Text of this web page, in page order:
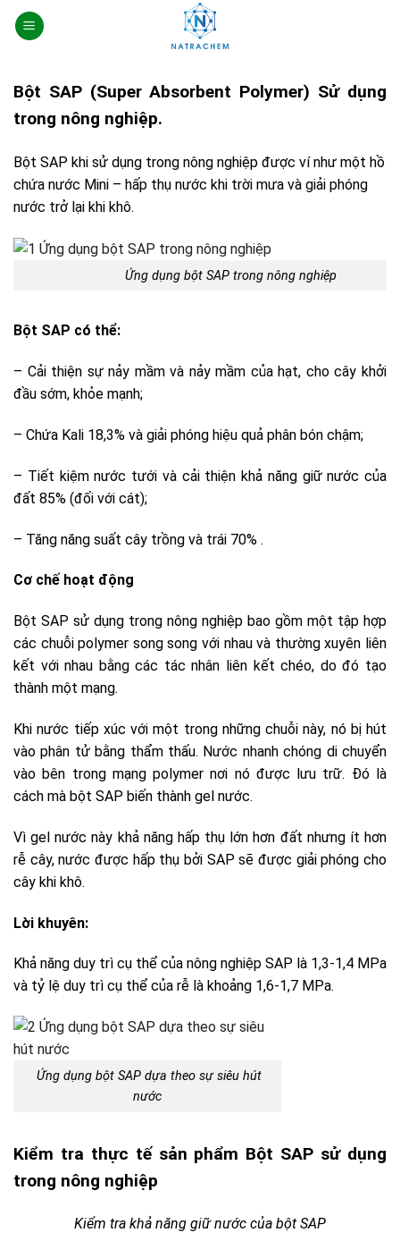
Skip
Bột SAP (Super Absorbent Polymer) Sử dụng
trong nông nghiệp.
Bột SAP khi sử dụng trong nông nghiệp được ví như một hồ
chứa nước Mini – hấp thụ nước khi trời mưa và giải phóng
nước trở lại khi khô.
Ứng dụng bột SAP trong nông nghiệp
Bột SAP có thể:
– Cải thiện sự nảy mầm và nảy mầm của hạt, cho cây khởi
đầu sớm, khỏe mạnh;
– Chứa Kali 18,3% và giải phóng hiệu quả phân bón chậm;
– Tiết kiệm nước tưới và cải thiện khả năng giữ nước của
đất 85% (đối với cát);
– Tăng năng suất cây trồng và trái 70% .
Cơ chế hoạt động
Bột SAP sử dụng trong nông nghiệp bao gồm một tập hợp
các chuỗi polymer song song với nhau và thường xuyên liên
kết với nhau bằng các tác nhân liên kết chéo, do đó tạo
thành một mạng.
Khi nước tiếp xúc với một trong những chuỗi này, nó bị hút
vào phân tử bằng thẩm thấu. Nước nhanh chóng di chuyển
vào bên trong mạng polymer nơi nó được lưu trữ. Đó là
cách mà bột SAP biến thành gel nước.
Vì gel nước này khả năng hấp thụ lớn hơn đất nhưng ít hơn
rễ cây, nước được hấp thụ bởi SAP sẽ được giải phóng cho
cây khi khô.
Lời khuyên:
Khả năng duy trì cụ thể của nông nghiệp SAP là 1,3-1,4 MPa
và tỷ lệ duy trì cụ thể của rễ là khoảng 1,6-1,7 MPa.
Ứng dụng bột SAP dựa theo sự siêu hút
nước
Kiểm tra thực tế sản phẩm Bột SAP sử dụng
trong nông nghiệp
Kiểm tra khả năng giữ nước của bột SAP